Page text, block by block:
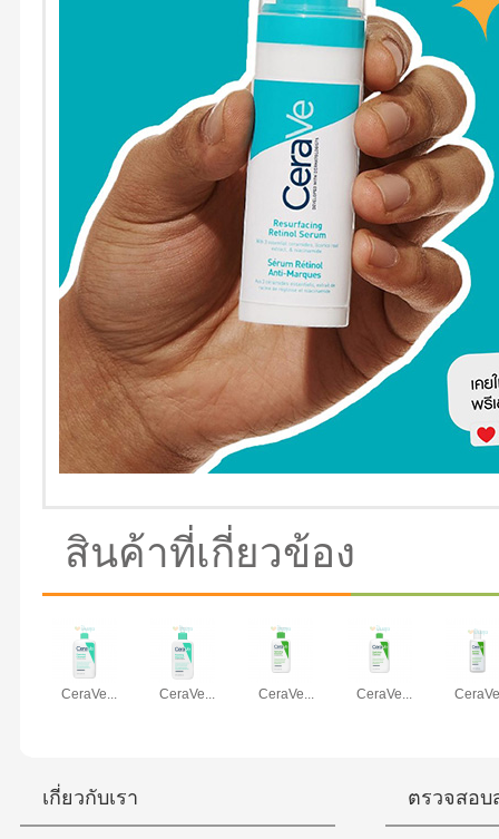
สินค้าที่เกี่ยวข้อง
CeraVe... CeraVe... CeraVe... CeraVe...
เกี่ยวกับเรา ตรวจสอ